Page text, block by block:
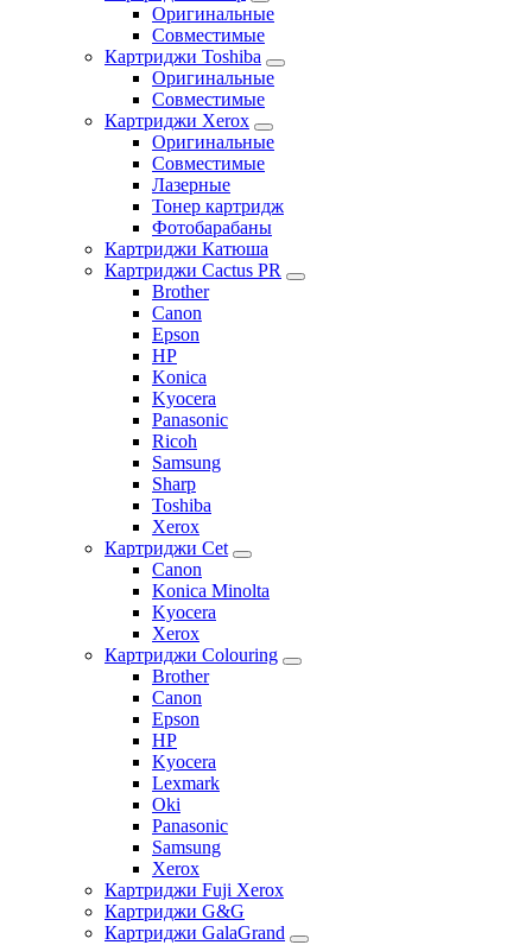
Оригинальные
Совместимые
Картриджи Toshiba
Оригинальные
Совместимые
Картриджи Xerox
Оригинальные
Совместимые
Лазерные
Тонер картридж
Фотобарабаны
Картриджи Катюша
Картриджи Cactus PR
Brother
Canon
Epson
HP
Konica
Kyocera
Panasonic
Ricoh
Samsung
Sharp
Toshiba
Xerox
Картриджи Cet
Canon
Konica Minolta
Kyocera
Xerox
Картриджи Colouring
Brother
Canon
Epson
HP
Kyocera
Lexmark
Oki
Panasonic
Samsung
Xerox
Картриджи Fuji Xerox
Картриджи G&G
Картриджи GalaGrand